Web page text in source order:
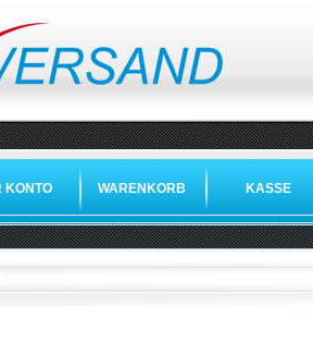
KONTO WARENKORB KASSE